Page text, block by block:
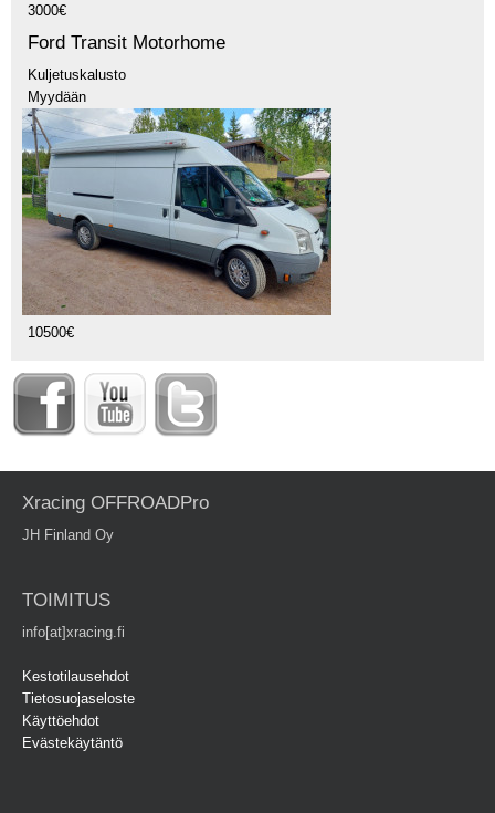
3000€
Ford Transit Motorhome
Kuljetuskalusto
Myydään
10500€
Xracing OFFROADPro
JH Finland Oy
TOIMITUS
info[at]xracing.fi
Kestotilausehdot
Tietosuojaseloste
Käyttöehdot
Evästekäytäntö